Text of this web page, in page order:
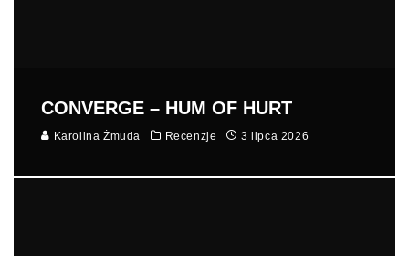
CONVERGE – HUM OF HURT
Karolina Żmuda Recenzje 3 lipca 2026